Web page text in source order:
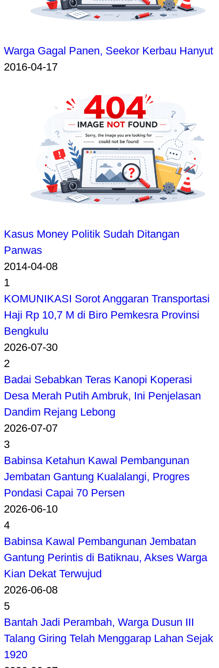
Warga Gagal Panen, Seekor Kerbau Hanyut
2016-04-17
Kasus Money Politik Sudah Ditangan
Panwas
2014-04-08
1
KOMUNIKASI Sorot Anggaran Transportasi
Haji Rp 10,7 M di Biro Pemkesra Provinsi
Bengkulu
2026-07-30
2
Badai Sebabkan Teras Kanopi Koperasi
Desa Merah Putih Ambruk, Ini Penjelasan
Dandim Rejang Lebong
2026-07-07
3
Babinsa Ketahun Kawal Pembangunan
Jembatan Gantung Kualalangi, Progres
Pondasi Capai 70 Persen
2026-06-10
4
Babinsa Kawal Pembangunan Jembatan
Gantung Perintis di Batiknau, Akses Warga
Kian Dekat Terwujud
2026-06-08
5
Bantah Jadi Perambah, Warga Dusun III
Talang Giring Telah Menggarap Lahan Sejak
1920